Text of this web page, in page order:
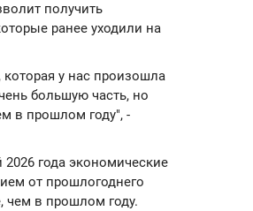
получить
ранее уходили на
у нас произошла
большую часть, но
в прошлом году", -
года экономические
от прошлогоднего
чем в прошлом году.